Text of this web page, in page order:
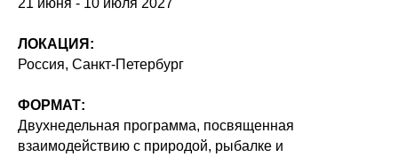
ЛОКАЦИЯ:
Россия, Санкт-Петербург
ФОРМАТ:
Двухнедельная программа, посвященная
взаимодействию с природой, рыбалке и
Оставить заявку
ОПИСАНИЕ ПРОГРАММЫ